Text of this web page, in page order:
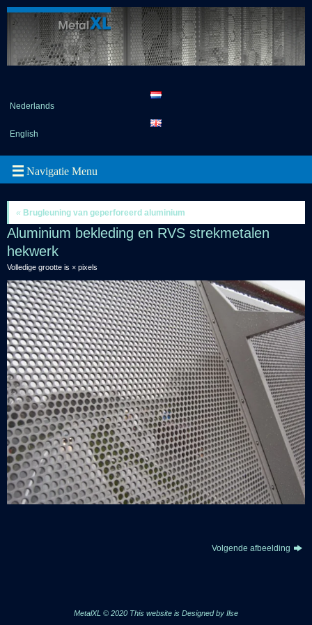
Nederlands
English
« Brugleuning van geperforeerd aluminium
Aluminium bekleding en RVS strekmetalen
hekwerk
Volledige grootte is × pixels
Volgende afbeelding
MetalXL © 2020 This website is Designed by Ilse